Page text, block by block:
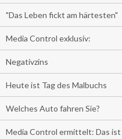
"Das Leben fickt am härtesten"
Media Control exklusiv:
Negativzins
Heute ist Tag des Malbuchs
Welches Auto fahren Sie?
Media Control ermittelt: Das